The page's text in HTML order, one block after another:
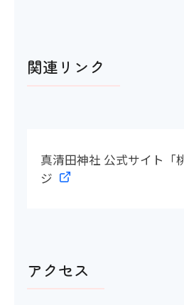
関連リンク
真清田神社 公式サイト「
ジ
アクセス